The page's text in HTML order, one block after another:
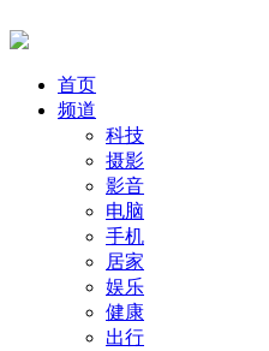
首页
频道
科技
摄影
影音
电脑
手机
居家
娱乐
健康
出行